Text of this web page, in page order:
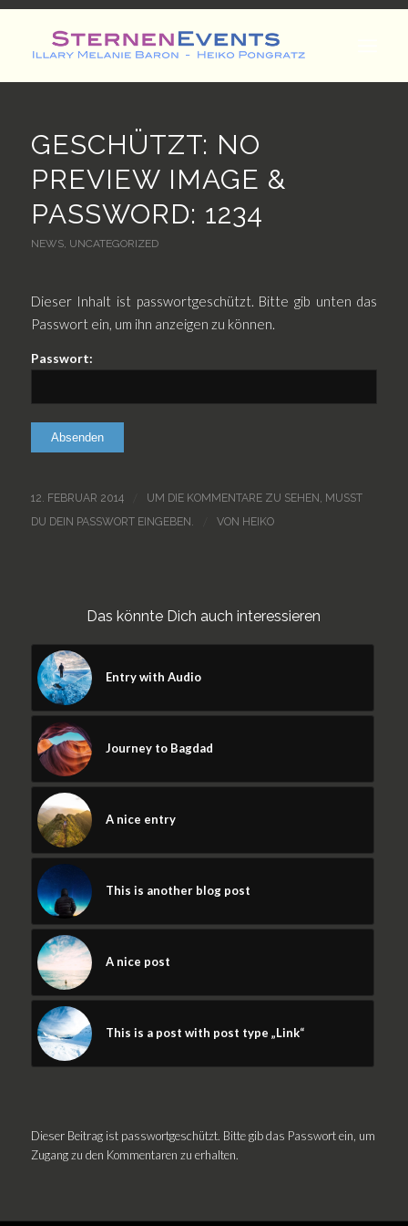
GESCHÜTZT: NO
PREVIEW IMAGE &
PASSWORD: 1234
NEWS, UNCATEGORIZED
Dieser Inhalt ist passwortgeschützt. Bitte gib unten das
Passwort ein, um ihn anzeigen zu können.
Passwort:
12. FEBRUAR 2014
UM DIE KOMMENTARE ZU SEHEN, MUSST
DU DEIN PASSWORT EINGEBEN.
VON HEIKO
Das könnte Dich auch interessieren
Entry with Audio
Journey to Bagdad
A nice entry
This is another blog post
A nice post
This is a post with post type „Link“
Dieser Beitrag ist passwortgeschützt. Bitte gib das Passwort ein, um
Zugang zu den Kommentaren zu erhalten.